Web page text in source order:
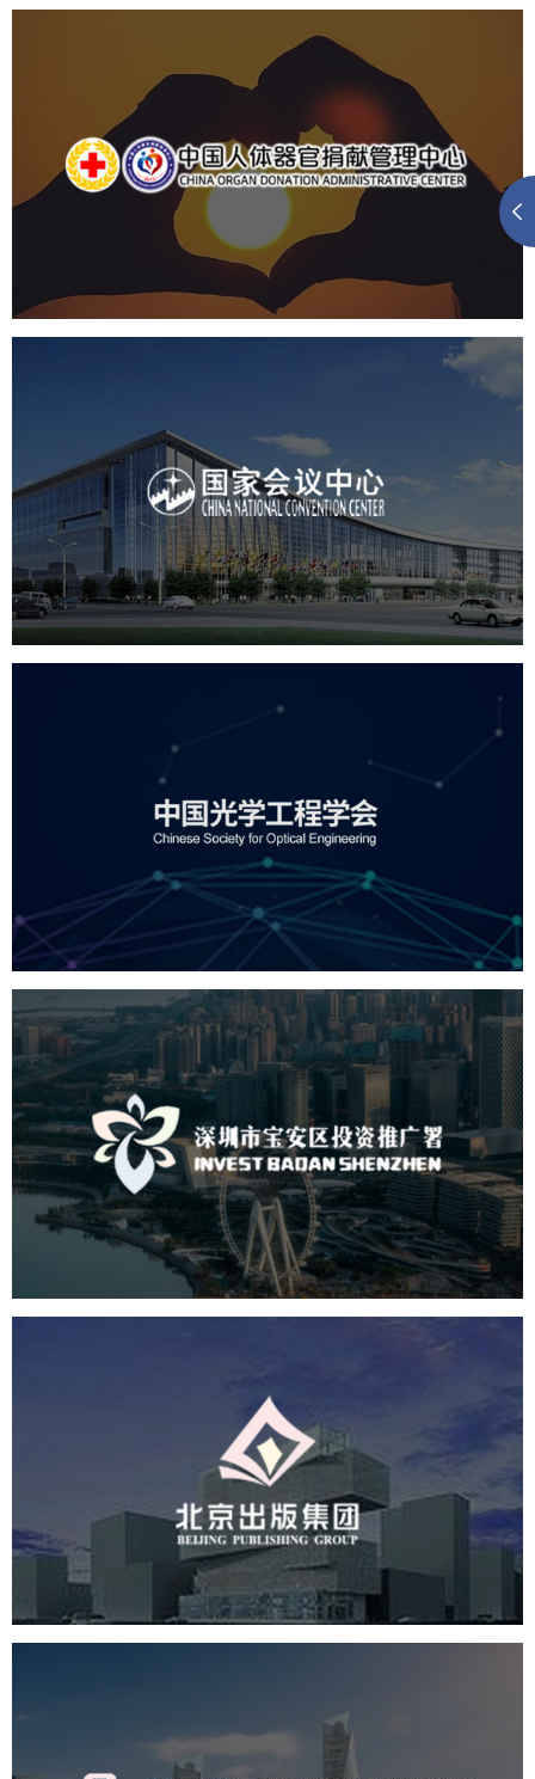
中国人体器官捐献管理中心
国企 品牌官网 网站建设
国家会议中心
专业服务 网站建设 网站设计
中国光学工程学会
机构组织 国企 品牌官网 网站建设 网站设计
深圳市宝安区投资推广署
机构组织 国企 品牌官网 网站建设 网站设计
北京出版集团
文化艺术 集团官网 品牌官网
集团网站建设公司
网站建设
中国城市规划设计研究院